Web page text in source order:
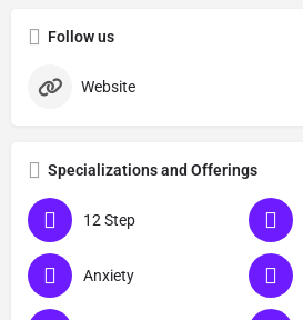
Follow us
Website
Specializations and Offerings
12 Step
Anxiety